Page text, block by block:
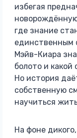
избегая
где знание
единственным
Мэйв-Киара
болото и какой
Но история
собственную
научиться
На фоне